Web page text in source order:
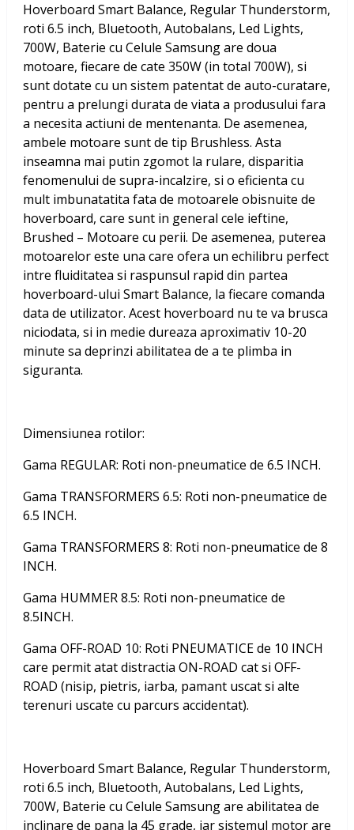
Hoverboard Smart Balance, Regular Thunderstorm,
roti 6.5 inch, Bluetooth, Autobalans, Led Lights,
700W, Baterie cu Celule Samsungare doua
motoare, fiecare de cate 350W (in total 700W), si
sunt dotate cu un sistem patentat de auto-curatare,
pentru a prelungi durata de viata a produsului fara
a necesita actiuni de mentenanta. De asemenea,
ambele motoare sunt de tip Brushless. Asta
inseamna mai putin zgomot la rulare, disparitia
fenomenului de supra-incalzire, si o eficienta cu
mult imbunatatita fata de motoarele obisnuite de
hoverboard, care sunt in general cele ieftine,
Brushed – Motoare cu perii. De asemenea, puterea
motoarelor este una care ofera un echilibru perfect
intre fluiditatea si raspunsul rapid din partea
hoverboard-ului Smart Balance, la fiecare comanda
data de utilizator. Acest hoverboard nu te va brusca
niciodata, si in medie dureaza aproximativ 10-20
minute sa deprinzi abilitatea de a te plimba in
siguranta.
Dimensiunea rotilor:
Gama REGULAR: Roti non-pneumatice de 6.5 INCH.
Gama TRANSFORMERS 6.5: Roti non-pneumatice de
6.5 INCH.
Gama TRANSFORMERS 8: Roti non-pneumatice de 8
INCH.
Gama HUMMER 8.5: Roti non-pneumatice de
8.5INCH.
Gama OFF-ROAD 10: Roti PNEUMATICE de 10 INCH
care permit atat distractia ON-ROAD cat si OFF-
ROAD (nisip, pietris, iarba, pamant uscat si alte
terenuri uscate cu parcurs accidentat).
Hoverboard Smart Balance, Regular Thunderstorm,
roti 6.5 inch, Bluetooth, Autobalans, Led Lights,
700W, Baterie cu Celule Samsungare abilitatea de
inclinare de pana la 45 grade, iar sistemul motor are